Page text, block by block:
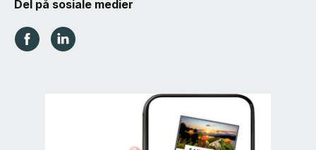
Del på sosiale medier